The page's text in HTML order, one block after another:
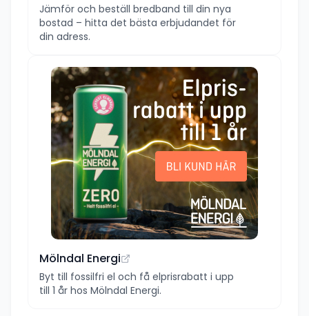
Jämför och beställ bredband till din nya
bostad – hitta det bästa erbjudandet för
din adress.
Mölndal Energi
Byt till fossilfri el och få elprisrabatt i upp
till 1 år hos Mölndal Energi.